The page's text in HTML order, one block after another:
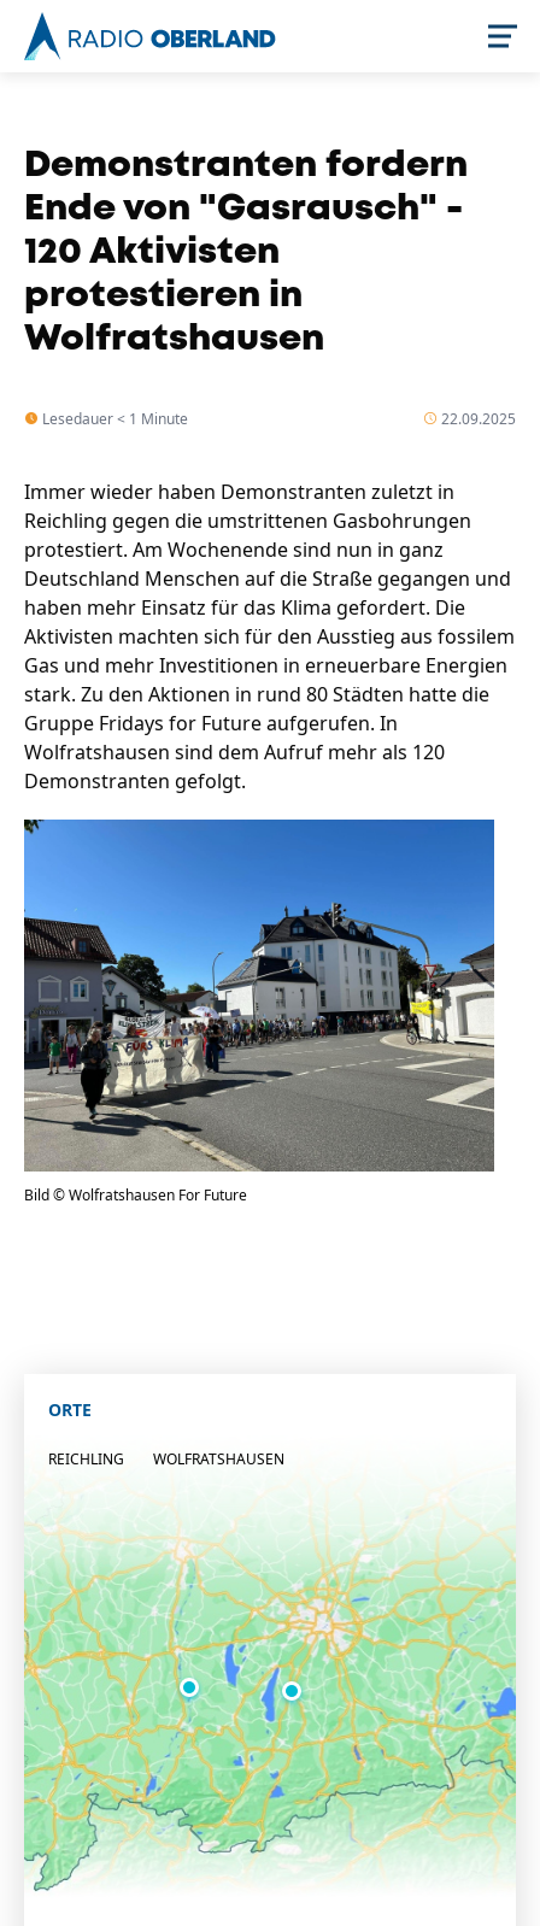
Newsreader
Stellenangebote
Unternehmen
Das geheime Geräusch
Wandern
Fotobox
Team
Programm
Podcast
Newsletter
Zeit fürs Oberland
Demonstranten fordern
Ende von "Gasrausch" -
120 Aktivisten
protestieren in
Wolfratshausen
Lesedauer < 1 Minute 22.09.2025
Immer wieder haben Demonstranten zuletzt in
Reichling gegen die umstrittenen Gasbohrungen
protestiert. Am Wochenende sind nun in ganz
Deutschland Menschen auf die Straße gegangen und
haben mehr Einsatz für das Klima gefordert. Die
Aktivisten machten sich für den Ausstieg aus fossilem
Gas und mehr Investitionen in erneuerbare Energien
stark. Zu den Aktionen in rund 80 Städten hatte die
Gruppe Fridays for Future aufgerufen. In
Wolfratshausen sind dem Aufruf mehr als 120
Demonstranten gefolgt.
Bild © Wolfratshausen For Future
ORTE
REICHLING WOLFRATSHAUSEN